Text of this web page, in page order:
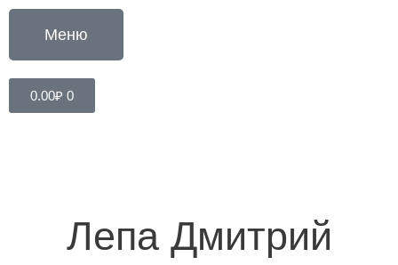
Перейти
Меню
0.00₽ 0
Cart
Лепа Дмитрий